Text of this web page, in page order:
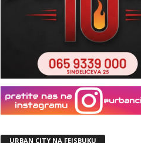
URBAN CITY NA FEJSBUKU